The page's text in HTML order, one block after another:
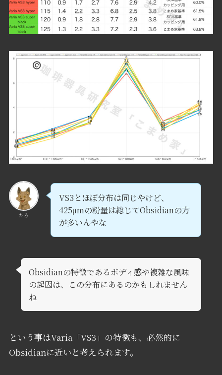
たろ
VS3とほぼ分布は同じやけど、
425μmの粉量は総じてObsidianの方
が多いんやな
Obsidianの特徴であるボディ感や複雑な風味
の起因は、この分布にあるのかもしれません
ね
という事はVaria「VS3」の特徴も、必然的に
Obsidianに近いと考えられます。